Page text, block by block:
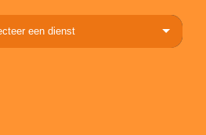
een dienst